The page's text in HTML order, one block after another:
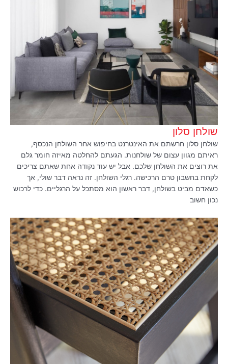
שולחן סלון
שולחן סלון חרשתם את האינטרנט בחיפוש אחר השולחן הנכסף,
ראיתם מגוון עצום של שולחנות. הגעתם להחלטה מאיזה חומר גלם
את רוצים את השולחן שלכם. אבל יש עוד נקודה אחת שאתם צריכים
לקחת בחשבון טרם הרכישה. רגלי השולחן. זה נראה דבר שולי, אך
כשאדם מביט בשולחן, דבר ראשון הוא מסתכל על הרגליים. כדי לרכוש
נכון חשוב